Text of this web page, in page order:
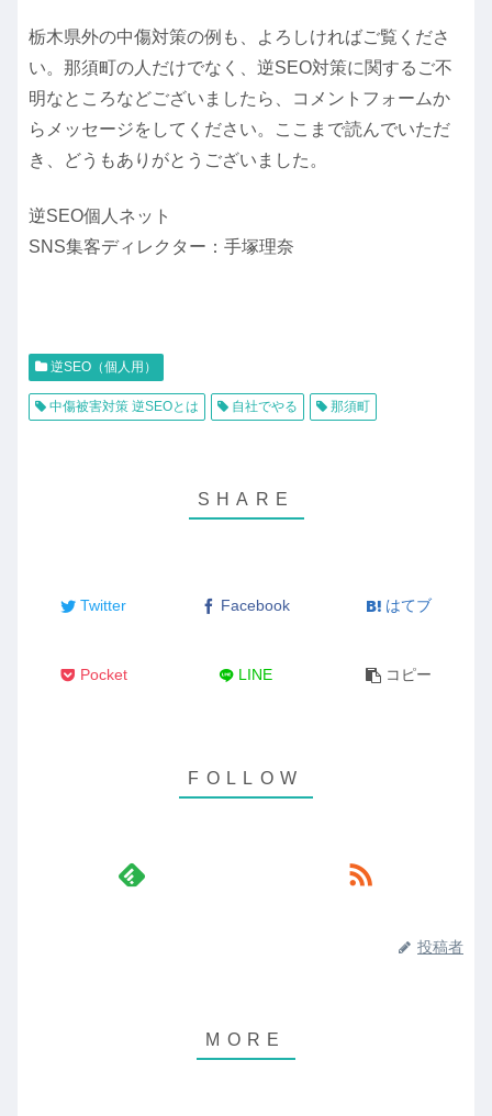
栃木県外の中傷対策の例も、よろしければご覧くださ
い。那須町の人だけでなく、逆SEO対策に関するご不
明なところなどございましたら、コメントフォームか
らメッセージをしてください。ここまで読んでいただ
き、どうもありがとうございました。
逆SEO個人ネット
SNS集客ディレクター：手塚理奈
逆SEO（個人用）
中傷被害対策 逆SEOとは 自社でやる 那須町
Twitter Facebook はてブ
Pocket LINE コピー
投稿者